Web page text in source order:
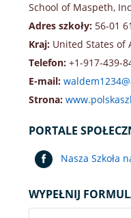
School of Maspeth,
Adres szkoły: 56-01
Kraj: United States of
Telefon: +1-917-439-
E-mail:
Strona:
PORTALE
Nasza Szkoła
WYPEŁNIJ